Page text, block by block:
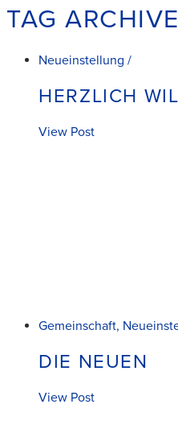
TAG ARCHIVE
Neueinstellung /
HERZLICH
View Post
Gemeinschaft,
DIE NEUEN
View Post